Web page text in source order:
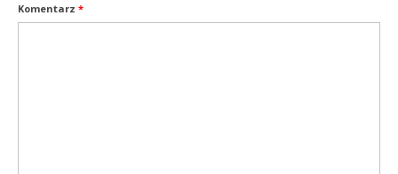
Komentarz *